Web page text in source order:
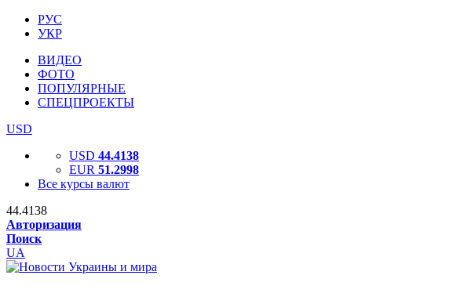
РУС
УКР
ВИДЕО
ФОТО
ПОПУЛЯРНЫЕ
СПЕЦПРОЕКТЫ
USD
USD 44.4138
EUR 51.2998
Все курсы валют
44.4138
Авторизация
Поиск
UA